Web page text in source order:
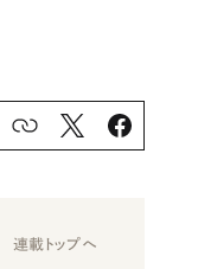
連載トップへ